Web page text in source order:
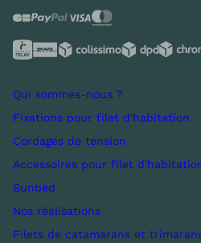
Qui sommes-nous ?
Fixations pour filet d'habitation
Cordages de tension
Accessoires pour filet
Sunbed
Nos réalisations
Filets de catamarans et